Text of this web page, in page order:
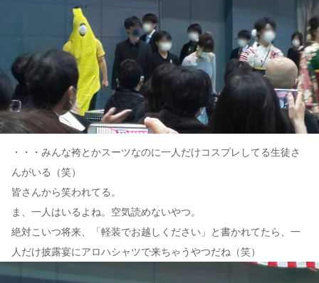
・・・みんな袴とかスーツなのに一人だけコスプレしてる生徒さ
んがいる（笑）
皆さんから笑われてる。
ま、一人はいるよね。空気読めないやつ。
絶対こいつ将来、「軽装でお越しください」と書かれてたら、一
人だけ披露宴にアロハシャツで来ちゃうやつだね（笑）